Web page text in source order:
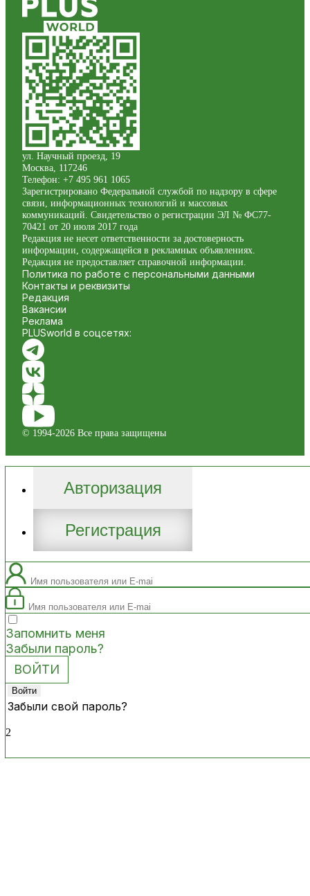
ул. Научный проезд, 19
Москва 117246
Телефон: +7 495 961 1065
Зарегистрировано Федеральной службой по надзору в сфере
связи, информационных технологий и массовых
коммуникаций. Свидетельство о регистрации ЭЛ № ФС77-
70421 от 20 июля 2017 года
Редакция не несет ответственности за достоверность
информации, содержащейся в рекламных объявлениях.
Редакция не предоставляет справочной информации.
Политика по работе с персональными данными
Контакты и реквизиты
Редакция
Вакансии
Реклама
PLUSworld в соцсетях:
© 1994-2026 Все права защищены
Авторизация
Регистрация
Запомнить меня
Забыли пароль?
Забыли свой пароль?
2